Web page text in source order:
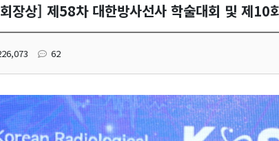
장상] 제58차 대한방사선사 학술대회 및 제10
62